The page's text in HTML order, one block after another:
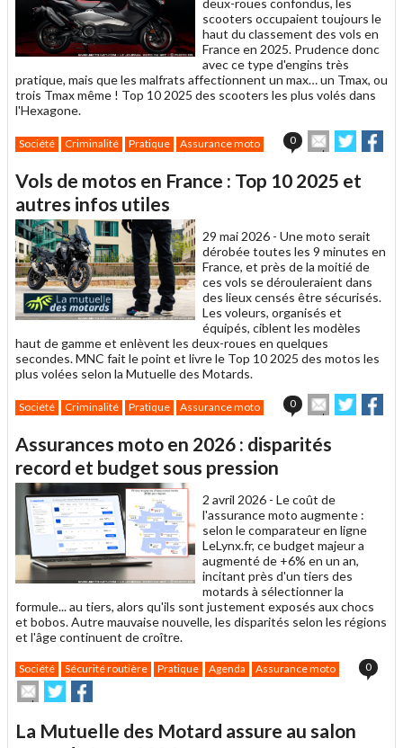
scooters occupaient toujours le
haut du classement des vols en
France en 2025. Prudence donc
avec ce type d'engins très
pratique, mais que les malfrats affectionnent un max… un Tmax, ou
trois Tmax même ! Top 10 2025 des scooters les plus volés dans
l'Hexagone.
Société Criminalité Pratique Assurance moto 0
Envoyer
cet
à
sur sur
Vols de motos en France : Top 10 2025 et
autres infos utiles
29 mai 2026 - Une moto serait
dérobée toutes les 9 minutes en
France, et près de la moitié de
ces vols se dérouleraient dans
des lieux censés être sécurisés.
Les voleurs, organisés et
équipés, ciblent les modèles
haut de gamme et enlèvent les deux-roues en quelques
secondes. MNC fait le point et livre le Top 10 2025 des motos les
plus volées selon la Mutuelle des Motards.
Société Criminalité Pratique Assurance moto 0
Envoyer
cet
à
sur sur
Assurances moto en 2026 : disparités
record et budget sous pression
2 avril 2026 - Le coût de
l'assurance moto augmente :
selon le comparateur en ligne
LeLynx.fr, ce budget majeur a
augmenté de +6% en un an,
incitant près d'un tiers des
motards à sélectionner la
formule... au tiers, alors qu'ils sont justement exposés aux chocs
et bobos. Autre mauvaise nouvelle, les disparités selon les régions
et l'âge continuent de croître.
Société Sécurité routière Pratique Agenda Assurance moto 0
Envoyer
cet
à
Partager
sur
sur
La Mutuelle des Motard assure au salon